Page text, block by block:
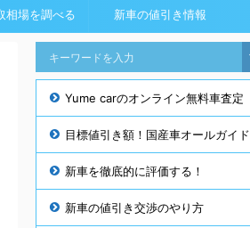
相場を調べる 新車の値引き情報
Yume carのオンライン無料車査定
目標値引き額！国産車オールガイド
新車を徹底的に評価する！
新車の値引き交渉のやり方